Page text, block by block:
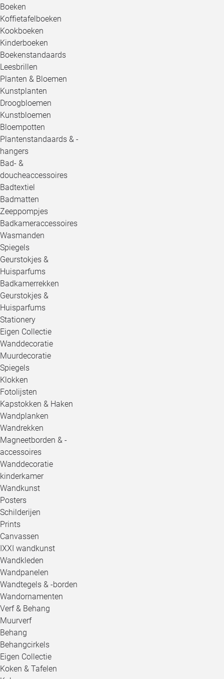
Boeken
Koffietafelboeken
Kookboeken
Kinderboeken
Boekenstandaards
Leesbrillen
Planten & Bloemen
Kunstplanten
Droogbloemen
Kunstbloemen
Bloempotten
Plantenstandaards & -
hangers
Bad- &
doucheaccessoires
Badtextiel
Badmatten
Zeeppompjes
Badkameraccessoires
Wasmanden
Spiegels
Geurstokjes &
Huisparfums
Badkamerrekken
Geurstokjes &
Huisparfums
Stationery
Eigen Collectie
Wanddecoratie
Muurdecoratie
Spiegels
Klokken
Fotolijsten
Kapstokken & Haken
Wandplanken
Wandrekken
Magneetborden & -
accessoires
Wanddecoratie
kinderkamer
Wandkunst
Posters
Schilderijen
Prints
Canvassen
IXXI wandkunst
Wandkleden
Wandpanelen
Wandtegels & -borden
Wandornamenten
Verf & Behang
Muurverf
Behang
Behangcirkels
Eigen Collectie
Koken & Tafelen